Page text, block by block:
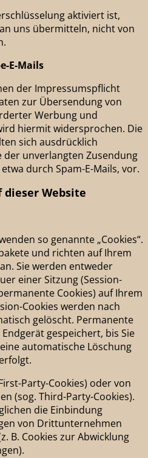
aktiviert ist,
uns übermitteln, nicht von
E-Mails
der Impressumspflicht
zur Übersendung von
Werbung und
hiermit widersprochen. Die
sich ausdrücklich
der unverlangten Zusendung
durch Spam-E-Mails, vor.
dieser Website
so genannte „Cookies“.
und richten auf Ihrem
Sie werden entweder
einer Sitzung (Session-
Cookies) auf Ihrem
Cookies werden nach
gelöscht. Permanente
gespeichert, bis Sie
automatische Löschung
Party-Cookies) oder von
(sog. Third-Party-Cookies).
die Einbindung
von Drittunternehmen
B. Cookies zur Abwicklung